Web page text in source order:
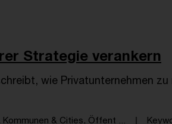
Strategie verankern
wie Privatunternehmen zu
& Cities, Öffent ...